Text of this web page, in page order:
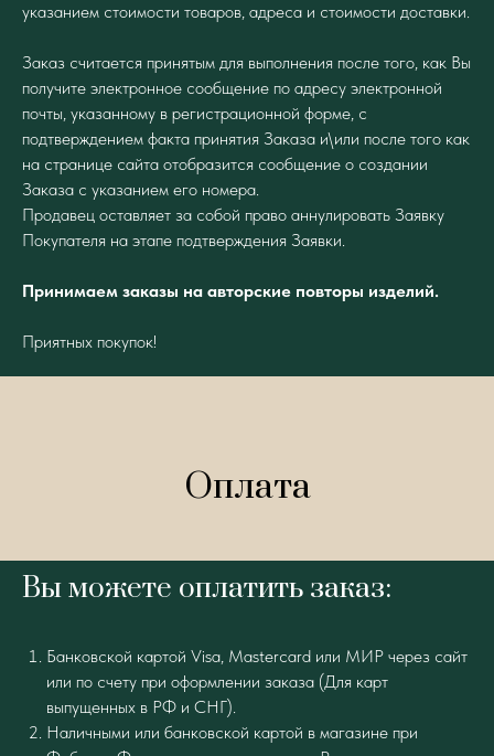
указанием стоимости товаров, адреса и стоимости доставки.
Заказ считается принятым для выполнения после того, как Вы
получите электронное сообщение по адресу электронной
почты, указанному в регистрационной форме, с
подтверждением факта принятия Заказа и\или после того как
на странице сайта отобразится сообщение о создании
Заказа с указанием его номера.
Продавец оставляет за собой право аннулировать Заявку
Покупателя на этапе подтверждения Заявки.
Принимаем заказы на авторские повторы изделий.
Приятных покупок!
Оплата
Вы можете оплатить заказ:
Банковской картой Visa, Mastercard или МИР через сайт
или по счету при оформлении заказа (Для карт
выпущенных в РФ и СНГ).
Наличными или банковской картой в магазине при